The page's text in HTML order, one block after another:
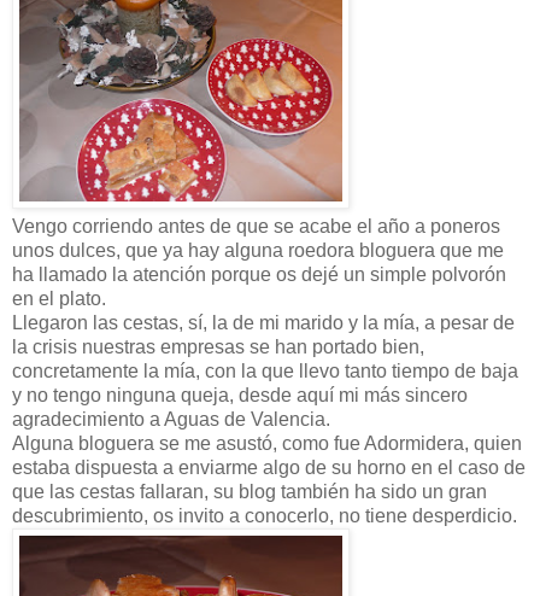
Vengo corriendo antes de que se acabe el año a poneros
unos dulces, que ya hay alguna roedora bloguera que me
ha llamado la atención porque os dejé un simple polvorón
en el plato.
Llegaron las cestas, sí, la de mi marido y la mía, a pesar de
la crisis nuestras empresas se han portado bien,
concretamente la mía, con la que llevo tanto tiempo de baja
y no tengo ninguna queja, desde aquí mi más sincero
agradecimiento a Aguas de Valencia.
Alguna bloguera se me asustó, como fue Adormidera, quien
estaba dispuesta a enviarme algo de su horno en el caso de
que las cestas fallaran, su blog también ha sido un gran
descubrimiento, os invito a conocerlo, no tiene desperdicio.